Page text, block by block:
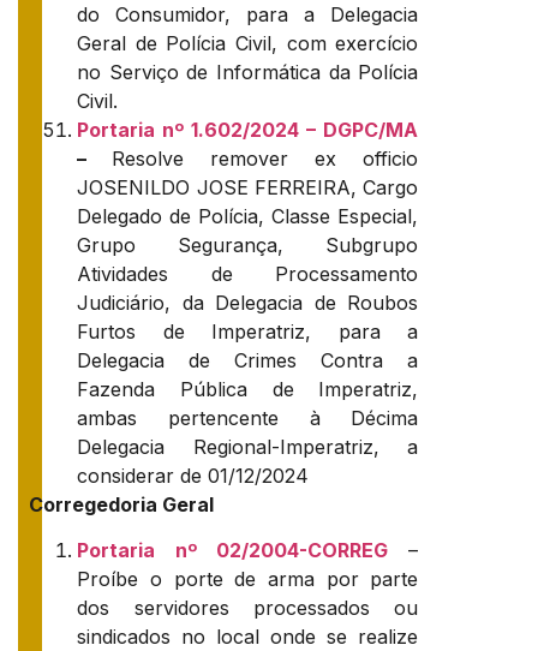
do Consumidor, para a Delegacia
Geral de Polícia Civil, com exercício
no Serviço de Informática da Polícia
Civil.
Portaria nº 1.602/2024 – DGPC/MA
– Resolve remover ex officio
JOSENILDO JOSE FERREIRA, Cargo
Delegado de Polícia, Classe Especial,
Grupo Segurança, Subgrupo
Atividades de Processamento
Judiciário, da Delegacia de Roubos
Furtos de Imperatriz, para a
Delegacia de Crimes Contra a
Fazenda Pública de Imperatriz,
ambas pertencente à Décima
Delegacia Regional-Imperatriz, a
considerar de 01/12/2024
Corregedoria Geral
Portaria nº 02/2004-CORREG
–
Proíbe o porte de arma por parte
dos servidores processados ou
sindicados no local onde se realize